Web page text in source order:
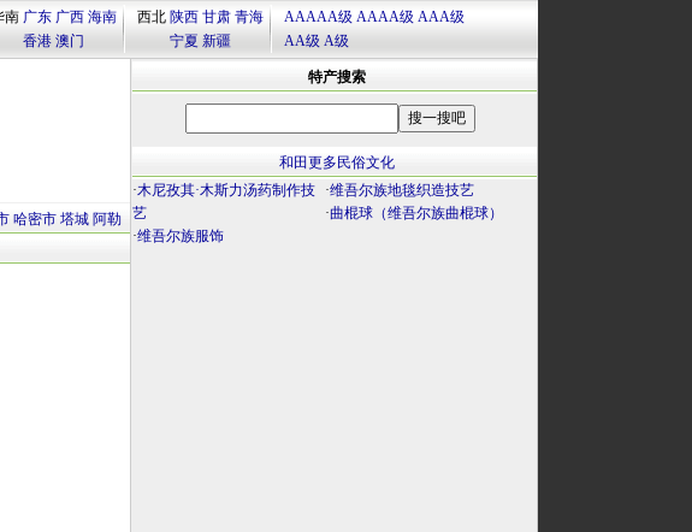
南 广东 广西 海南
香港 澳门
西北 陕西 甘肃 青海
宁夏 新疆
AAAAA级 AAAA级 AAA级
AA级 A级
哈密市 塔城 阿勒
特产搜索
和田更多民俗文化
·木尼孜其·木斯力汤药制作技
艺
·维吾尔族地毯织造技艺
·曲棍球（维吾尔族曲棍球）
·维吾尔族服饰